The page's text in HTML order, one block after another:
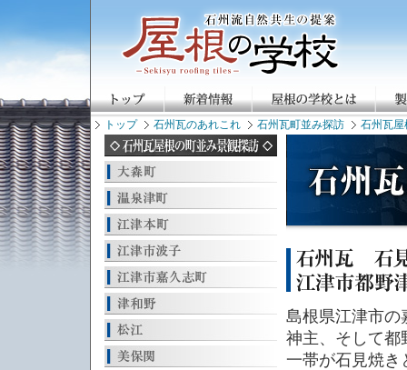
トップ 石州瓦のあれこれ 石州瓦町並み探訪 石州瓦屋
島根県江津市の
神主、そして都
一帯が石見焼き